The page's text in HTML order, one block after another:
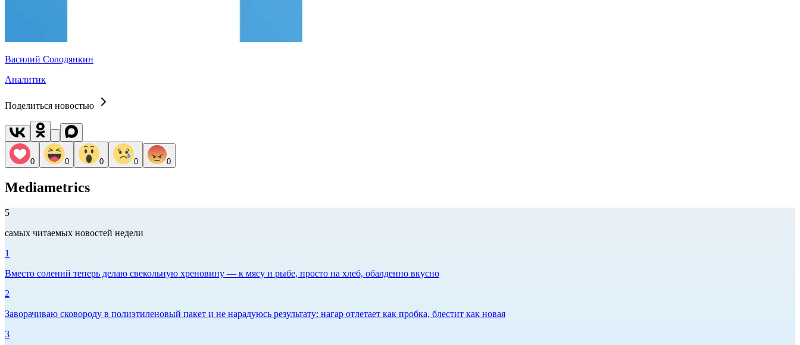
Василий Солодянкин
Аналитик
Поделиться новостью
0 0 0 0 0
Mediametrics
5
самых читаемых новостей недели
1
Вместо солений теперь делаю свекольную хреновину — к мясу и рыбе, просто на хлеб, обалденно вкусно
2
Заворачиваю сковороду в полиэтиленовый пакет и не нарадуюсь результату: нагар отлетает как пробка, блестит как новая
3